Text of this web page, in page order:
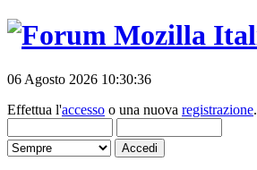
06 Agosto 2026 10:30:36
Effettua l'accesso o una nuova registrazione.